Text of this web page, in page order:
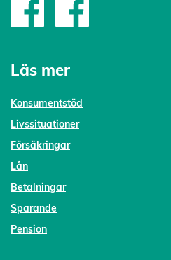
Läs mer
Konsumentstöd
Livssituationer
Försäkringar
Lån
Betalningar
Sparande
Pension